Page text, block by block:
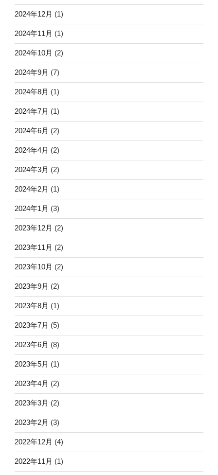
2024年12月 (1)
2024年11月 (1)
2024年10月 (2)
2024年9月 (7)
2024年8月 (1)
2024年7月 (1)
2024年6月 (2)
2024年4月 (2)
2024年3月 (2)
2024年2月 (1)
2024年1月 (3)
2023年12月 (2)
2023年11月 (2)
2023年10月 (2)
2023年9月 (2)
2023年8月 (1)
2023年7月 (5)
2023年6月 (8)
2023年5月 (1)
2023年4月 (2)
2023年3月 (2)
2023年2月 (3)
2022年12月 (4)
2022年11月 (1)